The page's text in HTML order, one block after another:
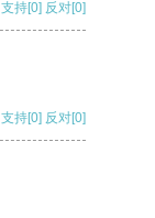
支持[0] 反对[0]
支持[0] 反对[0]